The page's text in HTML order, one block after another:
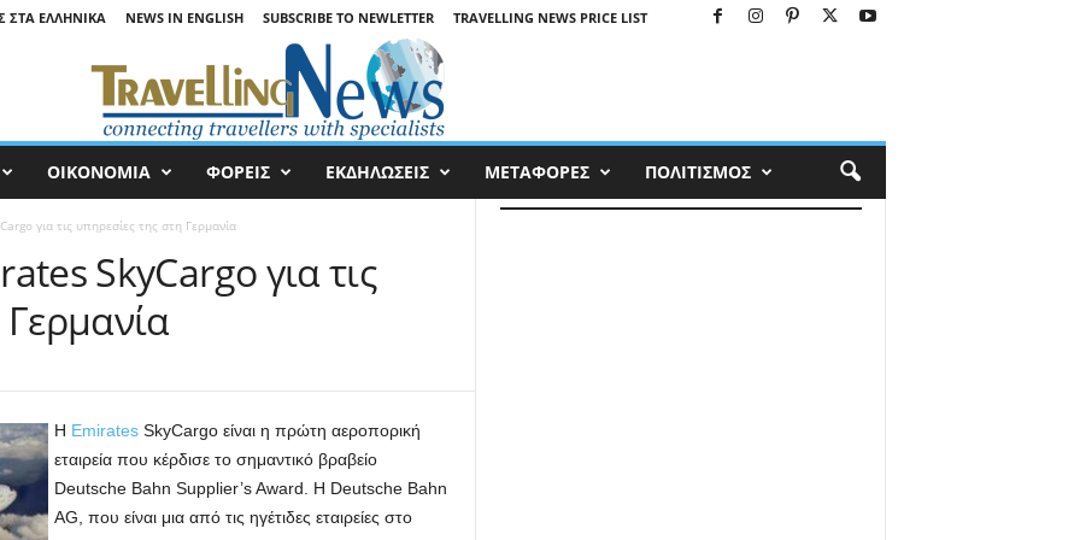
ΣΤΑ ΕΛΛΗΝΙΚΆ NEWS IN ENGLISH SUBSCRIBE TO NEWLETTER TRAVELLING NEWS PRICE LIST
ΟΙΚΟΝΟΜΙΑ ΦΟΡΕΙΣ ΕΚΔΗΛΩΣΕΙΣ ΜΕΤΑΦΟΡΕΣ ΠΟΛΙΤΙΣΜΟΣ
για τις υπηρεσίες της στη Γερμανία
SkyCargo για τις
Η EmiratesSkyCargo είναι η πρώτη αεροπορική
εταιρεία που κέρδισε το σημαντικό βραβείο
Deutsche Bahn Supplier’s Award. Η Deutsche Bahn
AG, που είναι μια από τις ηγέτιδες εταιρείες στο